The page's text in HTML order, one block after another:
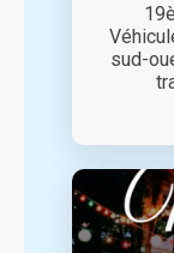
sud-